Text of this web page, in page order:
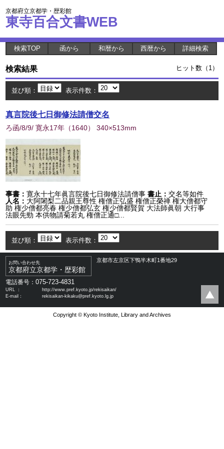
京都府立京都学・歴彩館
東寺百合文書WEB
検索TOP 函から 和暦から 西暦から 詳細検索
検索結果 ヒット数（1）
並び順： 表示件数：
真言院後七日御修法請僧交名
ろ函/8/9/ 寛永17年 （1640） 340×513mm
事書：寛永十七年眞言院後七日御修法請僧事 書止：交名等如件
人名： 大阿闍梨二品親王尊性 権僧正弘盛 権僧正榮禅 権大僧都守
助 権少僧都亮春 権少僧都弘玄 権少僧都賢賀 大法師眞朝 大行事
法眼先勁 本供物請菊若丸 権僧正通□...
並び順： 表示件数：
お問い合わせ先
京都府立京都学・歴彩館
京都市左京区下鴨半木町1番地29
電話番号：075-723-4831
URL ：
http://www.pref.kyoto.jp/rekisaikan/
E-mail：
rekisaikan-kikaku@pref.kyoto.lg.jp
Copyright © Kyoto Institute, Library and Archives